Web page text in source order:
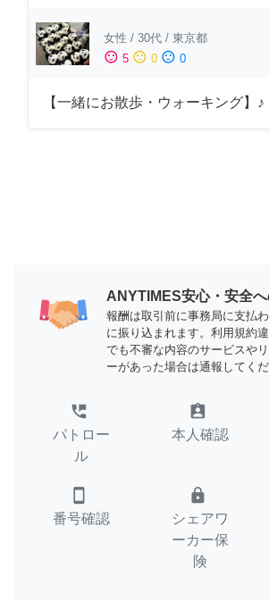
女性 / 30代 / 東京都
sentiment_satisfied 5 sentiment_neutral 0 sentiment_dissatisfied 0
【一緒にお散歩・ウォーキング】♪
ANYTIMES安心・安全
報酬は取引前に事務局に支払
に振り込まれます。利用規約
でも不審な内容のサービスや
ーがあった場合は通報してくだ
perm_phone_msg
パトロー
ル
assignment_ind
本人確認
smartphone
番号確認
lock
シェアワ
ーカー保
険